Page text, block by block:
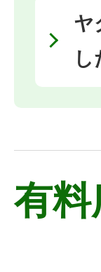
ヤ
し
有料